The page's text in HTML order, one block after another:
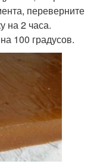
переверните
на 2 часа.
100 градусов.